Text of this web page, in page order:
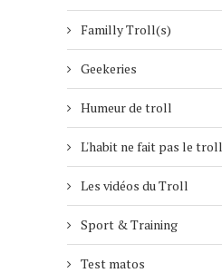
Familly Troll(s)
Geekeries
Humeur de troll
L'habit ne fait pas le troll
Les vidéos du Troll
Sport & Training
Test matos